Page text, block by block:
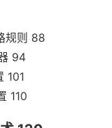
则 88
94
101
110